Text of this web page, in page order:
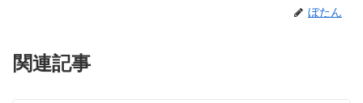
ぼたん
関連記事